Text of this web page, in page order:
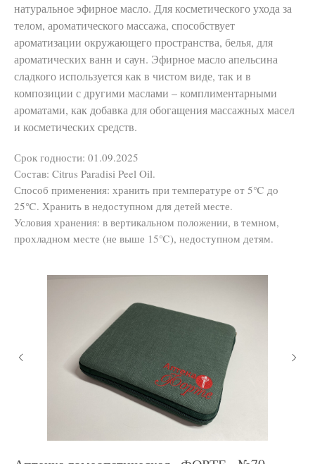
натуральное эфирное масло. Для косметического ухода за
телом, ароматического массажа, способствует
ароматизации окружающего пространства, белья, для
ароматических ванн и саун. Эфирное масло апельсина
сладкого используется как в чистом виде, так и в
композиции с другими маслами – комплиментарными
ароматами, как добавка для обогащения массажных масел
и косметических средств.
Срок годности: 01.09.2025
Состав: Citrus Paradisi Peel Oil.
Способ применения: хранить при температуре от 5℃ до
25℃. Хранить в недоступном для детей месте.
Условия хранения: в вертикальном положении, в темном,
прохладном месте (не выше 15℃), недоступном детям.